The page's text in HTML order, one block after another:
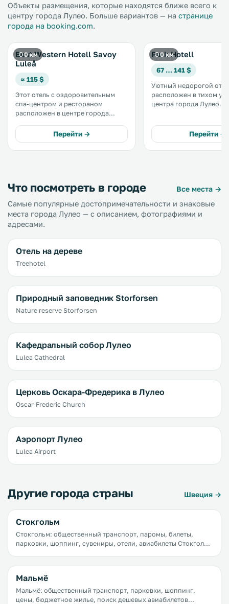
Объекты размещения, которые находятся ближе всего к
центру города Лулео. Больше вариантов — на странице
города на booking.com.
0 км
Best Western Hotell Savoy
Luleå
≈ 115 $
Этот отель с оздоровительным
спа-центром и рестораном
расположен в центре города
центрального вокзала Лулео.
Предоставляется бесплатный Wi-
Fi. .
Перейти →
0 км
Park Hotell
67 … 141 $
Уютный недорогой
расположен в тихом
центра города Лулео. К услугам
останавливаются в
минутах ходьбы от
Перейти →
Что посмотреть в городе
Все места →
Самые популярные достопримечательности и знаковые
места города Лулео — с описанием, фотографиями и
адресами.
Отель на дереве
Treehotel
Природный заповедник Storforsen
Nature reserve Storforsen
Кафедральный собор Лулео
Lulea Cathedral
Церковь Оскара-Фредерика в Лулео
Oscar-Frederic Church
Аэропорт Лулео
Lulea Airport
Другие города страны Швеция →
Стокгольм
Стокгольм: общественный транспорт, паромы, билеты,
парковки, шоппинг, сувениры, отели, авиабилеты Стокгольм
Мальмё
Мальмё: общественный транспорт, парковки, шоппинг,
цены, бюджетное жилье, поиск дешевых авиабилетов